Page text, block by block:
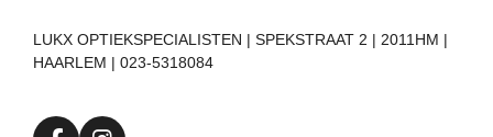
LUKX OPTIEKSPECIALISTEN | SPEKSTRAAT 2 | 2011HM |
HAARLEM | 023-5318084